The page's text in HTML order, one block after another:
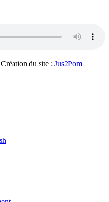
du site : Jus2Pom